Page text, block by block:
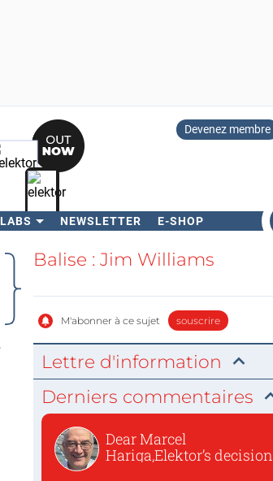
Devenez membre
LABS NEWSLETTER E-SHOP
RechercherBalise : Jim Williams
M'abonner à ce sujet souscrire
Lettre d'information
Derniers commentaires
Dear Marcel
Hariga,Elektor’s decision